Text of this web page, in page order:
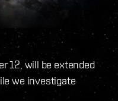
12, will be extended
we investigate